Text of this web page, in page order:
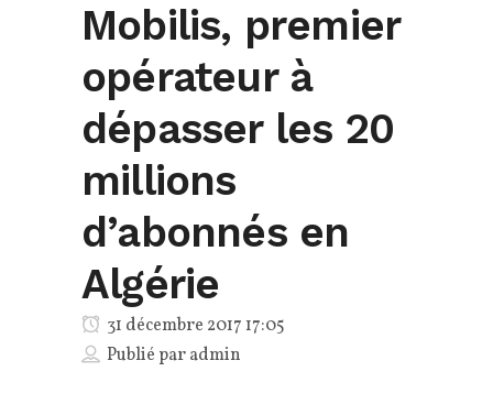
Mobilis, premier
opérateur à
dépasser les 20
millions
d’abonnés en
Algérie
31 décembre 2017 17:05
Publié paradmin